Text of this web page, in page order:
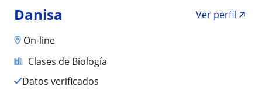
Danisa
Ver perfil
On-line
Clases de Biología
Datos verificados